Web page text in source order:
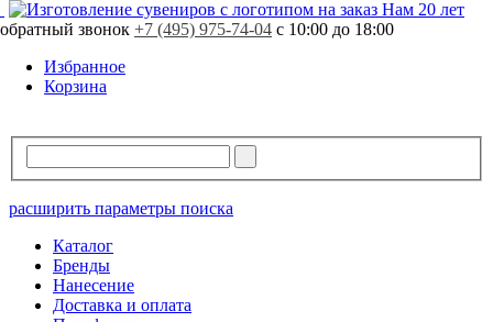
Нам 20 лет
обратный звонок +7 (495) 975-74-04 с 10:00 до 18:00
Избранное
Корзина
расширить параметры поиска
Каталог
Бренды
Нанесение
Доставка и оплата